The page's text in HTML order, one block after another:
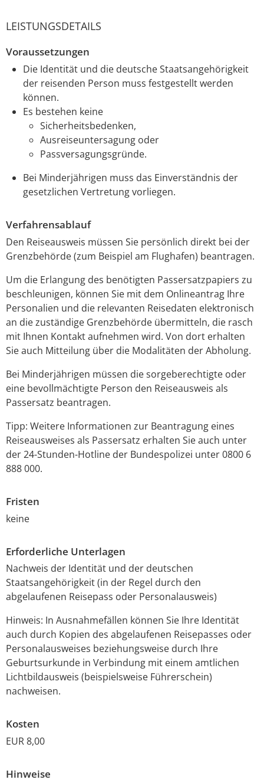
LEISTUNGSDETAILS
Voraussetzungen
Die Identität und die deutsche Staatsangehörigkeit
der reisenden Person muss festgestellt werden
können.
Es bestehen keine
Sicherheitsbedenken,
Ausreiseuntersagung oder
Passversagungsgründe.
Bei Minderjährigen muss das Einverständnis der
gesetzlichen Vertretung vorliegen.
Verfahrensablauf
Den Reiseausweis müssen Sie persönlich direkt bei der
Grenzbehörde (zum Beispiel am Flughafen) beantragen.
Um die Erlangung des benötigten Passersatzpapiers zu
beschleunigen, können Sie mit dem Onlineantrag Ihre
Personalien und die relevanten Reisedaten elektronisch
an die zuständige Grenzbehörde übermitteln, die rasch
mit Ihnen Kontakt aufnehmen wird. Von dort erhalten
Sie auch Mitteilung über die Modalitäten der Abholung.
Bei Minderjährigen müssen die sorgeberechtigte oder
eine bevollmächtigte Person den Reiseausweis als
Passersatz beantragen.
Tipp: Weitere Informationen zur Beantragung eines
Reiseausweises als Passersatz erhalten Sie auch unter
der 24-Stunden-Hotline der Bundespolizei unter 0800 6
888 000.
Fristen
keine
Erforderliche Unterlagen
Nachweis der Identität und der deutschen
Staatsangehörigkeit (in der Regel durch den
abgelaufenen Reisepass oder Personalausweis)
Hinweis: In Ausnahmefällen können Sie Ihre Identität
auch durch Kopien des abgelaufenen Reisepasses oder
Personalausweises beziehungsweise durch Ihre
Geburtsurkunde in Verbindung mit einem amtlichen
Lichtbildausweis (beispielsweise Führerschein)
nachweisen.
Kosten
EUR 8,00
Hinweise